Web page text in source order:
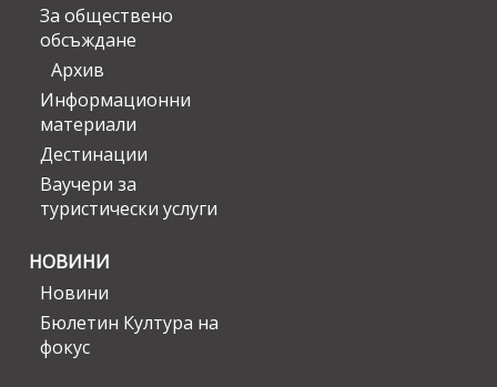
За обществено
обсъждане
Архив
Информационни
материали
Дестинации
Ваучери за
туристически услуги
НОВИНИ
Новини
Бюлетин Култура на
фокус